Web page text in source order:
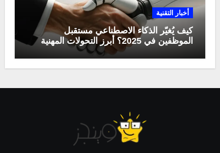
أخبار التقنية
كيف يُغيّر الذكاء الاصطناعي مستقبل
الموظفين في 2025؟ أبرز التحولات المهنية